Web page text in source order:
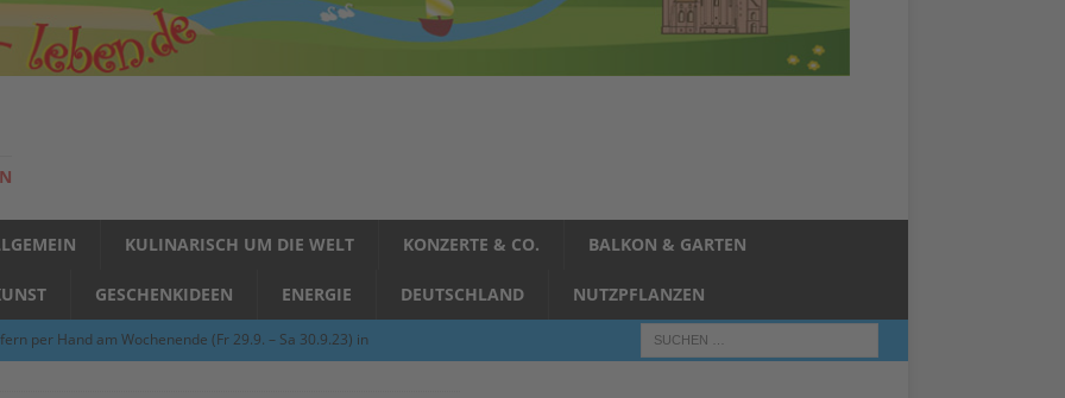
KULINARISCH UM DIE WELT KONZERTE & CO. BALKON & GARTEN
GESCHENKIDEEN ENERGIE DEUTSCHLAND NUTZPFLANZEN
per Hand am Wochenende (Fr 29.9. – Sa 30.9.23) in